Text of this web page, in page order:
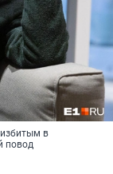
в
повод